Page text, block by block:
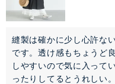
縫製は確かに少し心許な
です。透け感もちょうど
しやすいので気に入って
ったりしてるとうれしい。